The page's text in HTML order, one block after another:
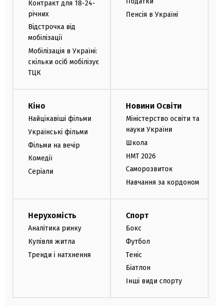
Контракт для 18-24-
річних
Відстрочка від
мобілізації
Мобілізація в Україні:
скільки осіб мобілізує
ТЦК
Пенсія в Україні
Кіно
Найцікавіші фільми
Українські фільми
Фільми на вечір
Комедії
Серіали
Новини Освіти
Міністерство освіти та
науки України
Школа
НМТ 2026
Саморозвиток
Навчання за кордоном
Нерухомість
Аналітика ринку
Купівля житла
Тренди і натхнення
Спорт
Бокс
Футбол
Теніс
Біатлон
Інші види спорту